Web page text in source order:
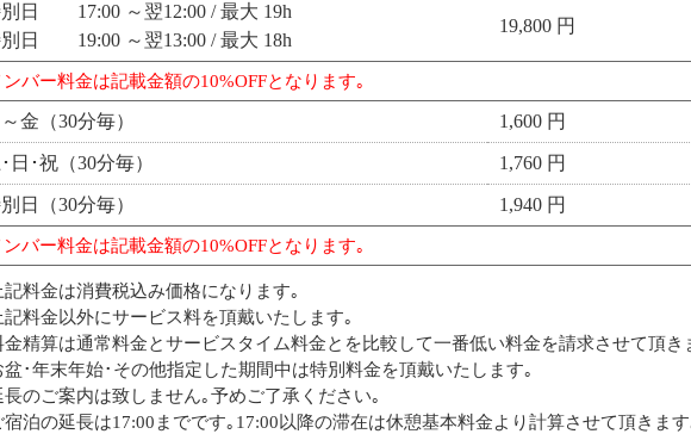
別日 17:00 ～翌12:00 / 最大 19h
別日 19:00 ～翌13:00 / 最大 18h
19,800 円
バー料金は記載金額の10%OFFとなります｡
～金（30分毎） 1,600 円
･日･祝（30分毎） 1,760 円
別日（30分毎）
1,940 円
バー料金は記載金額の10%OFFとなります｡
記料金は消費税込み価格になります｡
記料金以外にサービス料を頂戴いたします｡
金精算は通常料金とサービスタイム料金とを比較して一番低い料金を請求させて頂き
盆･年末年始･その他指定した期間中は特別料金を頂戴いたします｡
長のご案内は致しません｡予めご了承ください｡
宿泊の延長は17:00までです｡17:00以降の滞在は休憩基本料金より計算させて頂きます